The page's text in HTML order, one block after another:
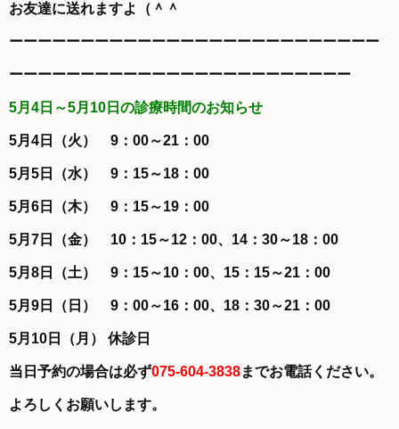
お友達に送れますよ（＾＾
ーーーーーーーーーーーーーーーーーーーーーーーーーー
ーーーーーーーーーーーーーーーーーーーーーーーー
5月4日～5月10日の診療時間のお知らせ
5月4日（火） 9：00～21：00
5月5日（水） 9：15～18：00
5月6日（木） 9：15～19：00
5月7日（金） 10：15～12：00、14：30～18：00
5月8日（土） 9：15～10：00、15：15～21：00
5月9日（日） 9：00～16：00、18：30～21：00
5月10日（月） 休診日
当日予約の場合は必ず075-604-3838までお電話ください。
よろしくお願いします。